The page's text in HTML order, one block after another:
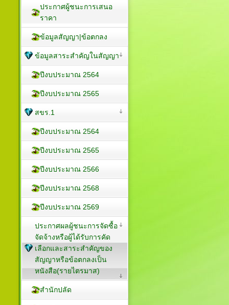
ประกาศผู้ชนะการเสนอ
ราคา
ข้อมูลสัญญา|ข้อตกลง
ข้อมูลสาระสำคัญในสัญญา
ปีงบประมาณ 2564
ปีงบประมาณ 2565
สขร.1
ปีงบประมาณ 2564
ปีงบประมาณ 2565
ปีงบประมาณ 2566
ปีงบประมาณ 2568
ปีงบประมาณ 2569
ประกาศผลผู้ชนะการจัดซื้อ
จัดจ้างหรือผู้ได้รับการคัด
เลือกและสาระสำคัญของ
สัญญาหรือข้อตกลงเป็น
หนังสือ(รายไตรมาส)
สำนักปลัด